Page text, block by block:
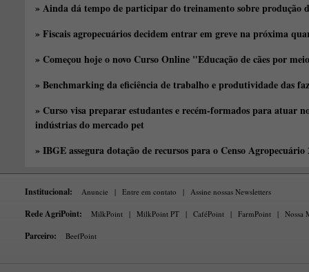
» Ainda dá tempo de participar do treinamento sobre produção
» Fiscais agropecuários decidem entrar em greve na próxima
» Começou hoje o novo Curso Online "Educação de cães por
» Benchmarking da eficiência de trabalho e produtividade das
» Curso visa preparar estudantes e recém-formados para atuar
indústrias do mercado pet
» IBGE assegura dotação de recursos para o Censo Agropecuário
Institucional: Anuncie | Entre em contato | Assine nossas Newsletters
Rede AgriPoint: MilkPoint | MilkPoint PT | CaféPoint | FarmPoint | Nossa
Parceiro: BeefPoint